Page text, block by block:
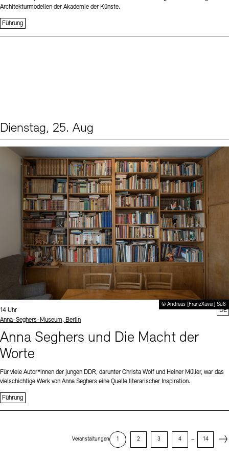
Architekturmodellen der Akademie der Künste.
Führung
Dienstag, 25. Aug
© Andreas [FranzXaver] Süß
Uhrzeit:
14 Uhr
Standort
Anna-Seghers-Museum, Berlin
Anna Seghers und Die Macht der
Worte
Für viele Autor*innen der jungen DDR, darunter Christa Wolf und Heiner Müller, war das
vielschichtige Werk von Anna Seghers eine Quelle literarischer Inspiration.
Führung
DE
Veranstaltungen 1 2 3 4 – 14